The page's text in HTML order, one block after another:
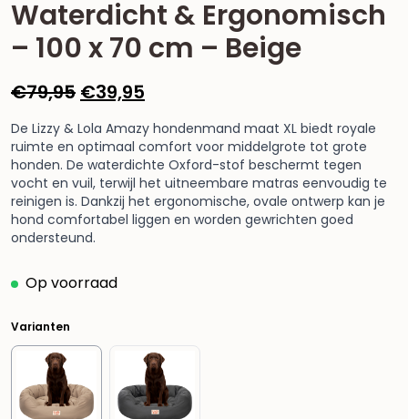
Waterdicht & Ergonomisch
– 100 x 70 cm – Beige
€79,95 Oorspronkelijke
prijs
was:
€79,95.
€39,95
prijs
is:
€39,95.
De Lizzy & Lola Amazy hondenmand maat XL biedt royale
ruimte en optimaal comfort voor middelgrote tot grote
honden. De waterdichte Oxford-stof beschermt tegen
vocht en vuil, terwijl het uitneembare matras eenvoudig te
reinigen is. Dankzij het ergonomische, ovale ontwerp kan je
hond comfortabel liggen en worden gewrichten goed
ondersteund.
Op voorraad
Varianten